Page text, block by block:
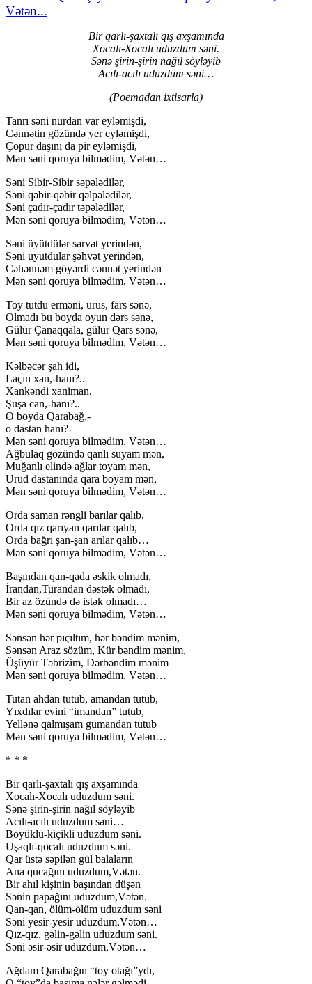
Bir qarlı-şaxtalı qış axşamında
Xocalı-Xocalı uduzdum səni.
Sənə şirin-şirin nağıl söyləyib
Acılı-acılı uduzdum səni…
(Poemadan ixtisarla)
Tanrı səni nurdan var eyləmişdi,
Cənnətin gözündə yer eyləmişdi,
Çopur daşını da pir eyləmişdi,
Mən səni qoruya bilmədim, Vətən…
Səni Sibir-Sibir səpələdilər,
Səni qəbir-qəbir qəlpələdilər,
Səni çadır-çadır təpələdilər,
Mən səni qoruya bilmədim, Vətən…
Səni üyütdülər sərvət yerindən,
Səni uyutdular şəhvət yerindən,
Cəhənnəm göyərdi cənnət yerindən
Mən səni qoruya bilmədim, Vətən…
Toy tutdu erməni, urus, fars sənə,
Olmadı bu boyda oyun dərs sənə,
Gülür Çanaqqala, gülür Qars sənə,
Mən səni qoruya bilmədim, Vətən…
Kəlbəcər şah idi,
Laçın xan,-hanı?..
Xankəndi xaniman,
Şuşa can,-hanı?..
O boyda Qarabağ,-
o dastan hanı?-
Mən səni qoruya bilmədim, Vətən…
Ağbulaq gözündə qanlı suyam mən,
Muğanlı elində ağlar toyam mən,
Urud dastanında qara boyam mən,
Mən səni qoruya bilmədim, Vətən…
Orda saman rəngli barılar qalıb,
Orda qız qarıyan qarılar qalıb,
Orda bağrı şan-şan arılar qalıb…
Mən səni qoruya bilmədim, Vətən…
Başından qan-qada əskik olmadı,
İrandan,Turandan dəstək olmadı,
Bir az özündə də istək olmadı…
Mən səni qoruya bilmədim, Vətən…
Sənsən hər pıçıltım, hər bəndim mənim,
Sənsən Araz sözüm, Kür bəndim mənim,
Üşüyür Təbrizim, Dərbəndim mənim
Mən səni qoruya bilmədim, Vətən…
Tutan ahdan tutub, amandan tutub,
Yıxdılar evini “imandan” tutub,
Yellənə qalmışam gümandan tutub
Mən səni qoruya bilmədim, Vətən…
* * *
Bir qarlı-şaxtalı qış axşamında
Xocalı-Xocalı uduzdum səni.
Sənə şirin-şirin nağıl söyləyib
Acılı-acılı uduzdum səni…
Böyüklü-kiçikli uduzdum səni.
Uşaqlı-qocalı uduzdum səni.
Qar üstə səpilən gül balaların
Ana qucağını uduzdum,Vətən.
Bir ahıl kişinin başından düşən
Sənin papağını uduzdum,Vətən.
Qan-qan, ölüm-ölüm uduzdum səni
Səni yesir-yesir uduzdum,Vətən…
Qız-qız, gəlin-gəlin uduzdum səni.
Səni əsir-əsir uduzdum,Vətən…
Ağdam Qarabağın “toy otağı”ydı,